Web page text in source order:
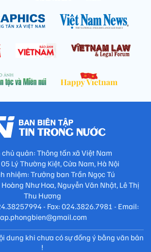
quản: Thông tấn xã Việt Nam
Lý Thường Kiệt, Cửa Nam, Hà Nội
nhiệm: Trưởng ban Trần Ngọc Tú
Như Hoa, Nguyễn Văn Nhật, Lê Thị
Thu Hương
- Fax: 024.3826.7981 - Email:
dung khi chưa có sự đồng ý bằng văn bản
!